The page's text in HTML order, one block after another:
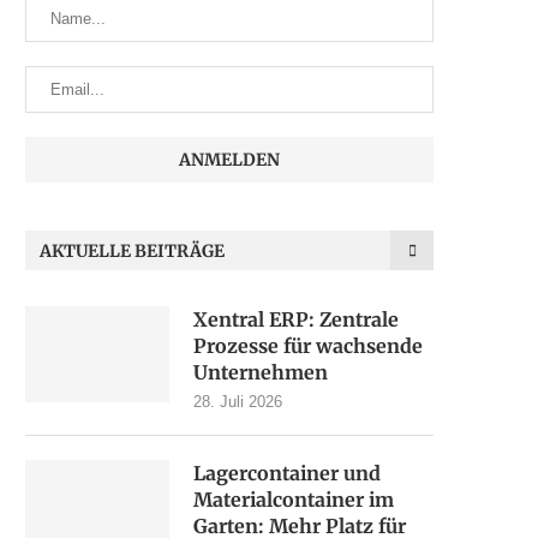
AKTUELLE BEITRÄGE
Xentral ERP: Zentrale
Prozesse für wachsende
Unternehmen
28. Juli 2026
Lagercontainer und
Materialcontainer im
Garten: Mehr Platz für